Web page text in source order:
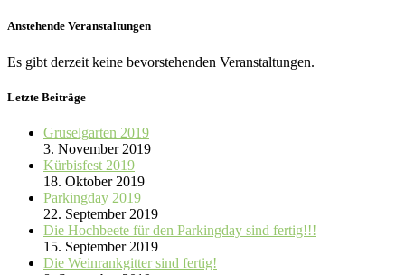
Anstehende Veranstaltungen
Es gibt derzeit keine bevorstehenden Veranstaltungen.
Letzte Beiträge
Gruselgarten 2019
3. November 2019
Kürbisfest 2019
18. Oktober 2019
Parkingday 2019
22. September 2019
Die Hochbeete für den Parkingday sind fertig!!!
15. September 2019
Die Weinrankgitter sind fertig!